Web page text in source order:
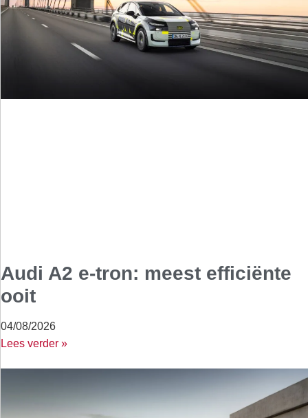
Audi A2 e-tron: meest efficiënte
ooit
04/08/2026
Lees verder »